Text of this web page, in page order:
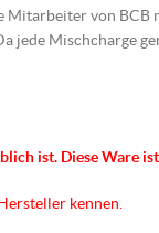
Mitarbeiter von BCB
jede Mischcharge
ist. Diese Ware
kennen.